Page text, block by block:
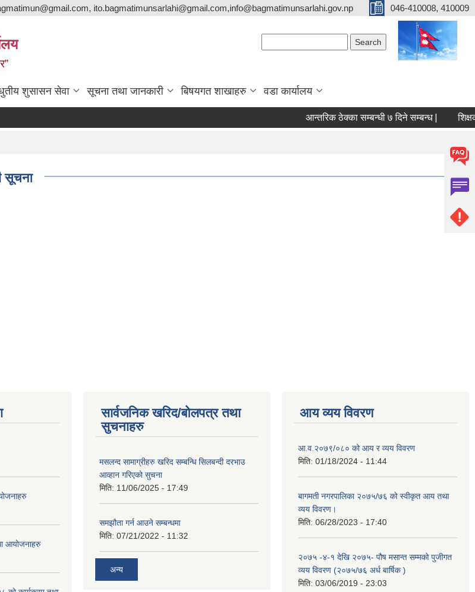
ito.bagmatimunsarlahi@gmail.com,info@bagmatimunsarlahi.gov.np 046-410008, 410009
शुसासन सेवा सूचना तथा जानकारी बिषयगत शाखाहरु वडा कार्यालय
आन्तरिक ठेक्का सम्बन्धी ७ दिने सम्बन्ध |
सूचना
आयोजनाहरु
सार्वजनिक खरिद/बोलपत्र तथा
सुचनाहरु
मसलन्द सामाग्रीहरु खरिद सम्बन्धि सिलबन्दी दरभाउ
आव्हान गरिएको सुचना
मिति: 11/06/2025 - 17:49
समझौता गर्न आउने सम्बन्धमा
मिति: 07/21/2022 - 11:32
अन्य
आय व्यय विवरण
आ.व.२०७९/०८० को आय र व्यय विवरण
मिति: 01/18/2024 - 11:44
बागमती नगरपालिका २०७५/७६ को स्वीकृत आय तथा
व्यय विवरण।
मिति: 06/28/2023 - 17:40
२०७५ -४-१ देखि २०७५- पौष मसान्त सम्मको पुजीगत
व्यय विवरण (२०७५/७६ अर्ध बार्षिक )
मिति: 03/06/2019 - 23:03